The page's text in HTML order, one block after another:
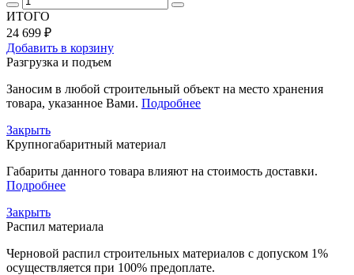
ИТОГО
24 699 ₽
Добавить в корзину
Разгрузка и подъем
Заносим в любой строительный объект на место хранения
товара, указанное Вами. Подробнее
Закрыть
Крупногабаритный материал
Габариты данного товара влияют на стоимость доставки.
Подробнее
Закрыть
Распил материала
Черновой распил строительных материалов с допуском 1%
осуществляется при 100% предоплате.